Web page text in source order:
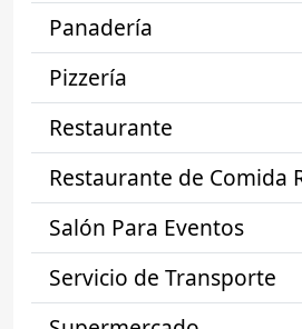
Panadería
Pizzería
Restaurante
Restaurante de Comida
Salón Para Eventos
Servicio de Transporte